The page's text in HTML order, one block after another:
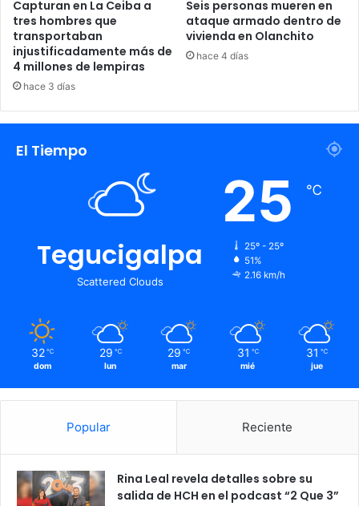
Capturan en La Ceiba a
tres hombres que
transportaban
injustificadamente más de
4 millones de lempiras
hace 3 días
Seis personas mueren en
ataque armado dentro de
vivienda en Olanchito
hace 4 días
El Tiempo
Tegucigalpa
Scattered Clouds
25 ℃
25º - 25º
51%
2.16 km/h
32 ℃
dom
29 ℃
lun
29 ℃
mar
31 ℃
mié
31 ℃
jue
Popular Reciente
Rina Leal revela detalles sobre su
salida de HCH en el podcast “2 Que 3”